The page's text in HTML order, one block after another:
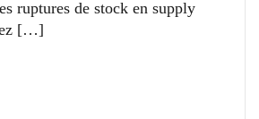
ruptures de stock en supply